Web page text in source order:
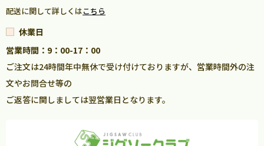
配送に関して詳しくはこちら
休業日
営業時間：9：00-17：00
ご注文は24時間年中無休で受け付けておりますが、営業時間外の注
文やお問合せ等の
ご返答に関しましては翌営業日となります。